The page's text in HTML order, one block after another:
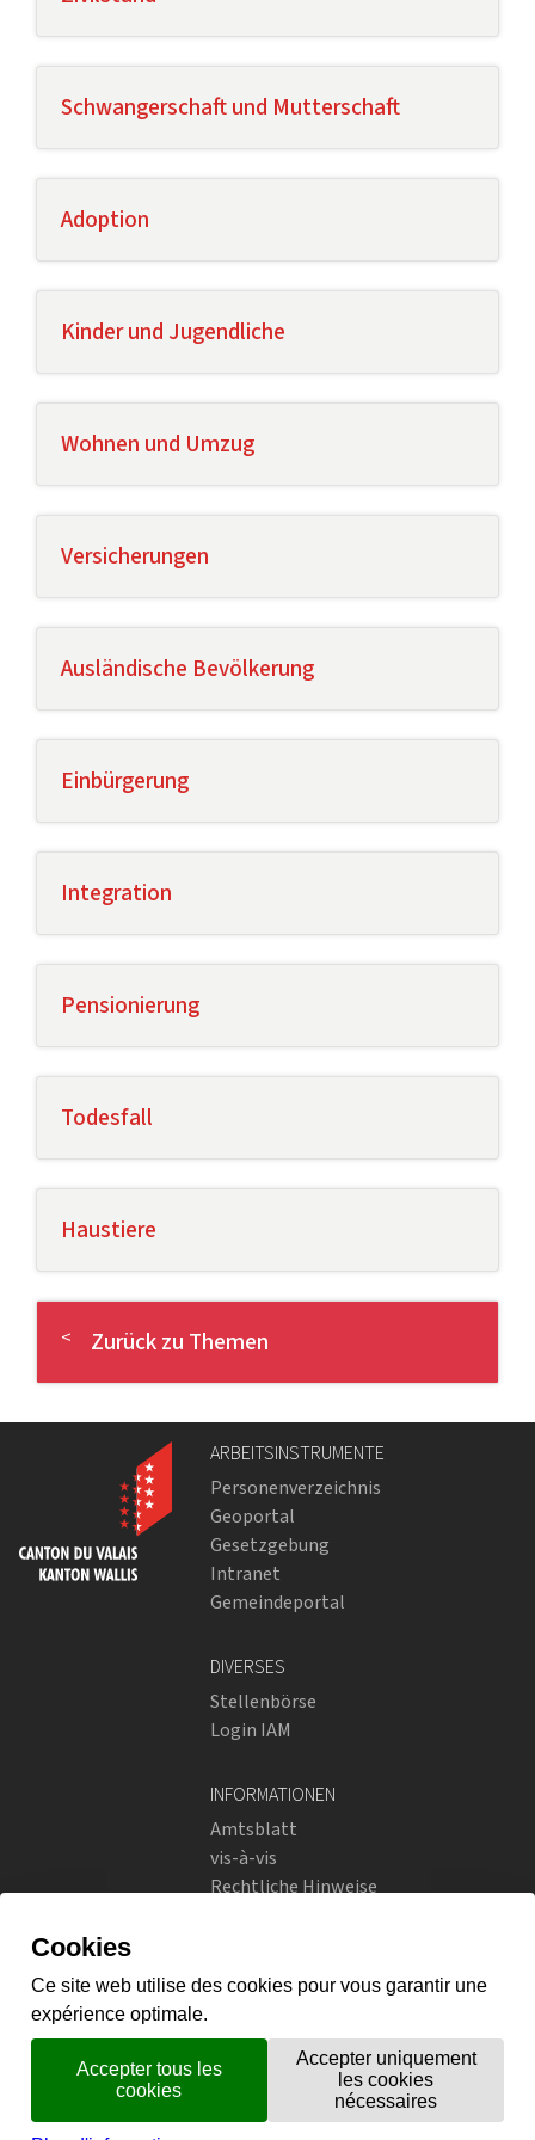
Schwangerschaft und Mutterschaft
Adoption
Kinder und Jugendliche
Wohnen und Umzug
Versicherungen
Ausländische Bevölkerung
Einbürgerung
Integration
Pensionierung
Todesfall
Haustiere
Zurück zu Themen
ARBEITSINSTRUMENTE
Personenverzeichnis
Geoportal
Gesetzgebung
Intranet
Gemeindeportal
DIVERSES
Stellenbörse
Login IAM
INFORMATIONEN
Amtsblatt
vis-à-vis
Rechtliche Hinweise
Instagram
flickr